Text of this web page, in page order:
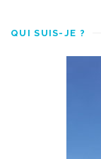
QUI SUIS-JE ?